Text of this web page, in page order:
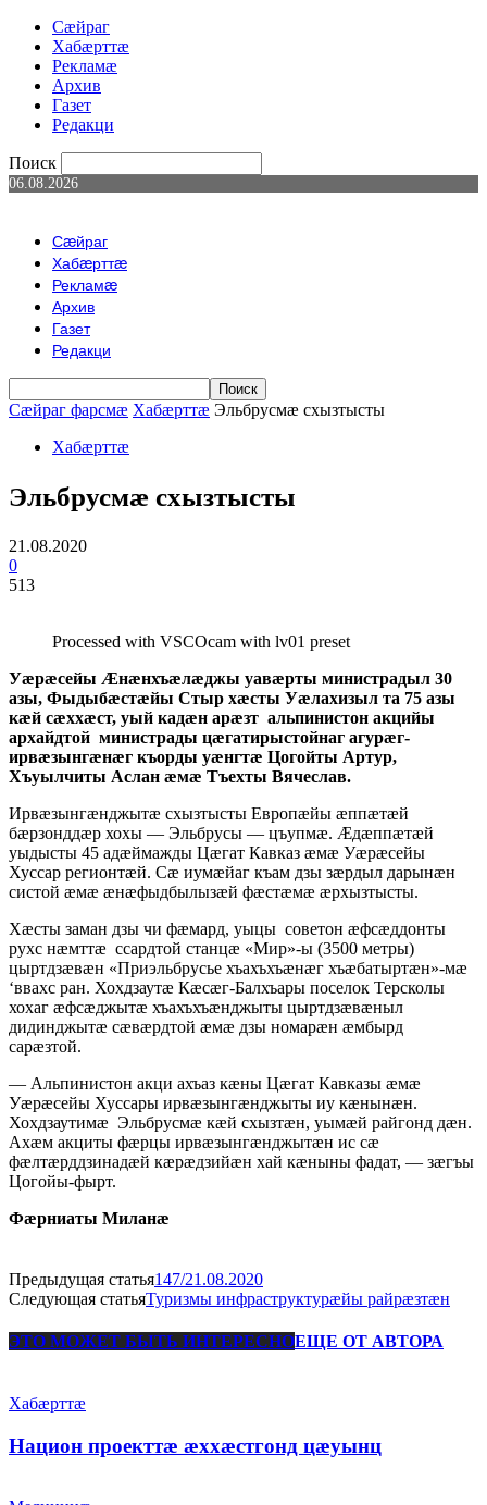
Сæйраг
Хабæрттæ
Рекламæ
Архив
Газет
Редакци
Поиск
06.08.2026
Сæйраг
Хабæрттæ
Рекламæ
Архив
Газет
Редакци
Сæйраг фарсмæ Хабæрттæ Эльбрусмӕ схызтысты
Хабæрттæ
Эльбрусмӕ схызтысты
21.08.2020
0
513
Processed with VSCOcam with lv01 preset
Уӕрӕсейы Ӕнӕнхъӕлӕджы уавӕрты министрадыл 30
азы, Фыдыбӕстӕйы Стыр хӕсты Уӕлахизыл та 75 азы
кӕй сӕххӕст, уый кадӕн арӕзт альпинистон акцийы
архайдтой министрады цӕгатирыстойнаг агурӕг-
ирвӕзынгӕнӕг къорды уӕнгтӕ Цогойты Артур,
Хъуылчиты Аслан ӕмӕ Тъехты Вячеслав.
Ирвӕзынгӕнджытӕ схызтысты Европӕйы ӕппӕтӕй
бӕрзонддӕр хохы — Эльбрусы — цъупмӕ. Ӕдӕппӕтӕй
уыдысты 45 адӕймажды Цӕгат Кавказ ӕмӕ Уӕрӕсейы
Хуссар регионтӕй. Сӕ иумӕйаг къам дзы зӕрдыл дарынӕн
систой ӕмӕ ӕнӕфыдбылызӕй фӕстӕмӕ ӕрхызтысты.
Хӕсты заман дзы чи фӕмард, уыцы советон ӕфсӕддонты
рухс нӕмттӕ ссардтой станцӕ «Мир»-ы (3500 метры)
цыртдзӕвӕн «Приэльбрусье хъахъхъӕнӕг хъӕбатыртӕн»-мӕ
‘ввахс ран. Хохдзаутӕ Кӕсӕг-Балхъары поселок Терсколы
хохаг ӕфсӕджытӕ хъахъхъӕнджыты цыртдзӕвӕныл
дидинджытӕ сӕвӕрдтой ӕмӕ дзы номарӕн ӕмбырд
сарӕзтой.
— Альпинистон акци ахъаз кӕны Цӕгат Кавказы ӕмӕ
Уӕрӕсейы Хуссары ирвӕзынгӕнджыты иу кӕнынӕн.
Хохдзаутимӕ Эльбрусмӕ кӕй схызтӕн, уымӕй райгонд дӕн.
Ахӕм акциты фӕрцы ирвӕзынгӕнджытӕн ис сӕ
фӕлтӕрддзинадӕй кӕрӕдзийӕн хай кӕныны фадат, — зӕгъы
Цогойы-фырт.
Фӕрниаты Миланӕ
Предыдущая статья147/21.08.2020
Следующая статьяТуризмы инфраструктурӕйы райрӕзтӕн
ЭТО МОЖЕТ БЫТЬ ИНТЕРЕСНОЕЩЕ ОТ АВТОРА
Хабæрттæ
Национ проекттæ æххæстгонд цæуынц